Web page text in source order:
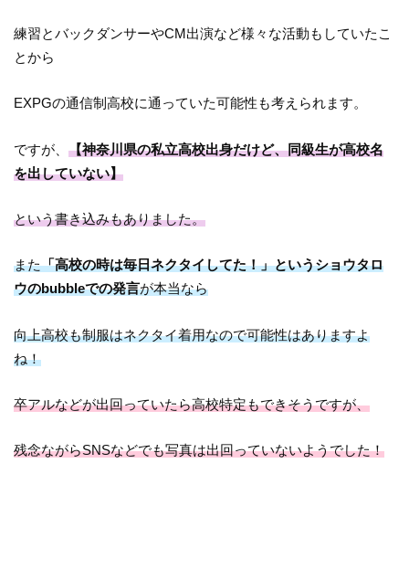
練習とバックダンサーやCM出演など様々な活動もしていたこ
とから
EXPGの通信制高校に通っていた可能性も考えられます。
ですが、【神奈川県の私立高校出身だけど、同級生が高校名
を出していない】
という書き込みもありました。
また「高校の時は毎日ネクタイしてた！」というショウタロ
ウのbubbleでの発言が本当なら
向上高校も制服はネクタイ着用なので可能性はありますよ
ね！
卒アルなどが出回っていたら高校特定もできそうですが、
残念ながらSNSなどでも写真は出回っていないようでした！